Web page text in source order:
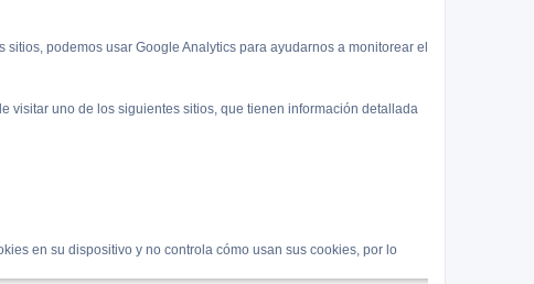
podemos usar Google Analytics para ayudarnos a monitorear el
visitar uno de los siguientes sitios, que tienen información detallada
en su dispositivo y no controla cómo usan sus cookies, por lo